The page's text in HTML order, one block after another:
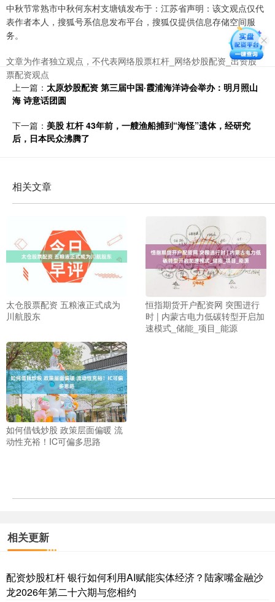
中秋节常熟市中秋何东村支塘镇发布于：江苏省声明：该文观点仅代
表作者本人，搜狐号系信息发布平台，搜狐仅提供信息存储空间服
务。
文章为作者独立观点，不代表网络股票杠杆_网络炒股配资_出资股
票配资观点
上一篇： 太原炒股配资 第三届中国·霞浦海洋诗会举办：明月照山
海 诗意话团圆
下一篇： 美股 杠杆 43年前，一艘渔船捕到“海怪”遗体，经研究
后，日本民众沸腾了
相关文章
太仓股票配资 五粮液正式成为
川航股东
恒指期货开户配资网 突围进行
时 | 内蒙古电力低碳转型开启加
速模式_储能_项目_能源
如何借钱炒股 政策层面偏暖 流
动性充裕！IC可偏多思路
相关更新
配资炒股杠杆 银行如何利用AI赋能实体经济？陆家嘴金融沙
龙2026年第二十六期与您相约